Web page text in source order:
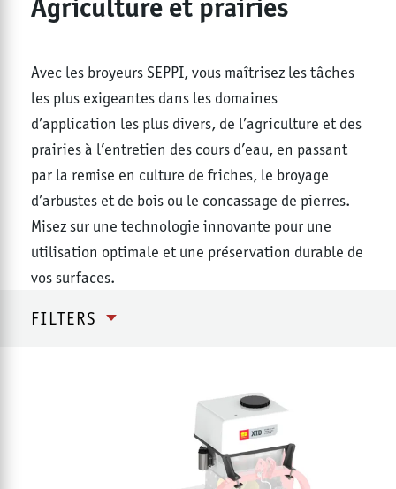
Avec les broyeurs SEPPI, vous maîtrisez les tâches
les plus exigeantes dans les domaines
d’application les plus divers, de l’agriculture et des
prairies à l’entretien des cours d’eau, en passant
par la remise en culture de friches, le broyage
d’arbustes et de bois ou le concassage de pierres.
Misez sur une technologie innovante pour une
utilisation optimale et une préservation durable de
vos surfaces.
FILTERS
BROYAGE D'HERBE SUR DE GRANDES SURFACES
BROYAGE D'ARBUSTES ET DE BRANCHES
ENTRETIEN DES COURS D'EAU